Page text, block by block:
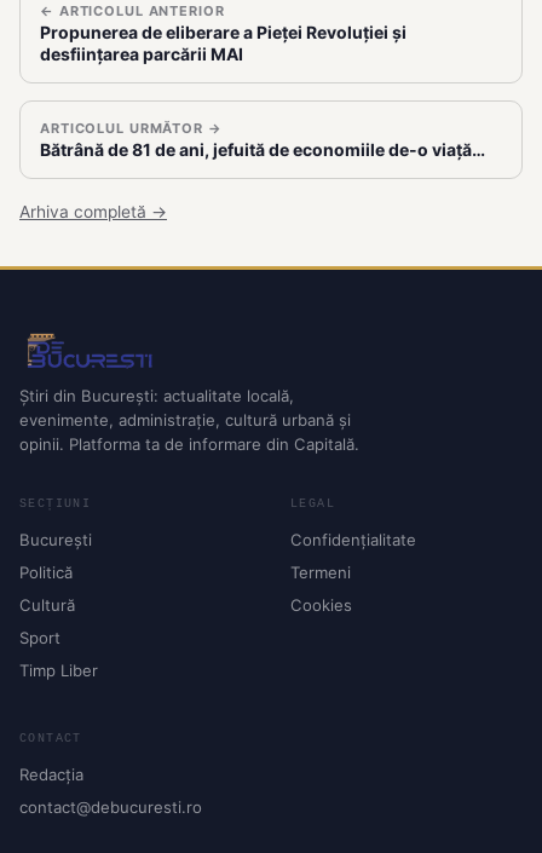
← ARTICOLUL ANTERIOR
Propunerea de eliberare a Pieței Revoluției și
desființarea parcării MAI
ARTICOLUL URMĂTOR →
Bătrână de 81 de ani, jefuită de economiile de-o viață…
Arhiva completă →
Știri din București: actualitate locală,
evenimente, administrație, cultură urbană și
opinii. Platforma ta de informare din Capitală.
SECȚIUNI
București
Politică
Cultură
Sport
Timp Liber
LEGAL
Confidențialitate
Termeni
Cookies
CONTACT
Redacția
contact@debucuresti.ro